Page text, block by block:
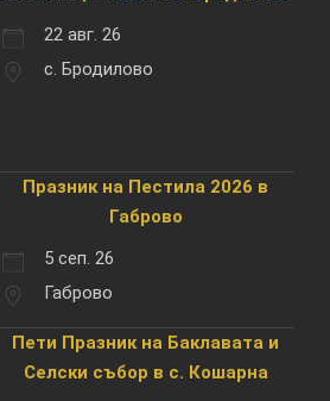
22 авг. 26
с. Бродилово
Празник на Пестила 2026 в
Габрово
5 сеп. 26
Габрово
Пети Празник на Баклавата и
Селски събор в с. Кошарна